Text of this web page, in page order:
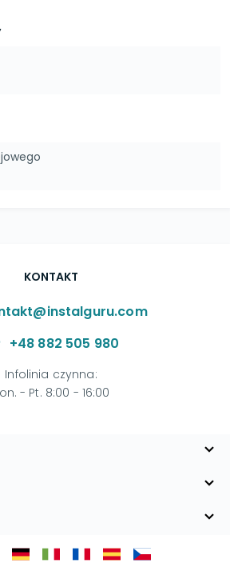
KONTAKT
+48 882 505 980
Infolinia czynna:
- Pt. 8:00 - 16:00